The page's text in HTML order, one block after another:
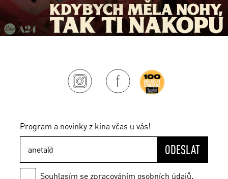
Program a novinky z kina včas u vás!
ODESLAT
Souhlasím se zpracováním osobních údajů.